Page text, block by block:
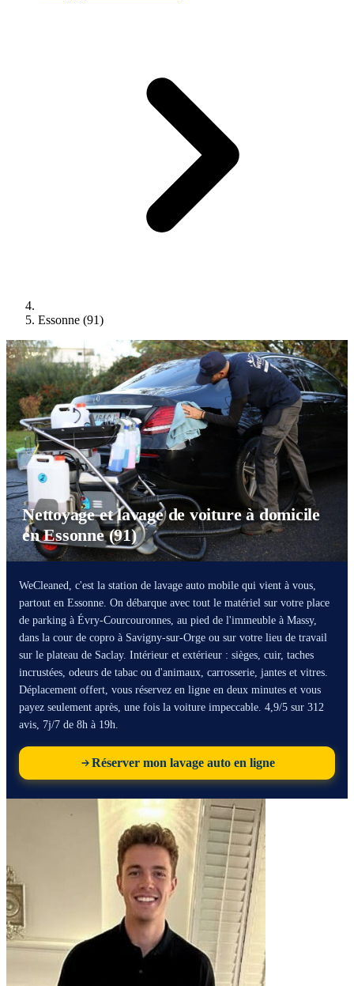
Essonne (91)
Nettoyage et lavage de voiture à domicile
en Essonne (91)
WeCleaned, c'est la station de lavage auto mobile qui vient à vous,
partout en Essonne. On débarque avec tout le matériel sur votre place
de parking à Évry-Courcouronnes, au pied de l'immeuble à Massy,
dans la cour de copro à Savigny-sur-Orge ou sur votre lieu de travail
sur le plateau de Saclay. Intérieur et extérieur : sièges, cuir, taches
incrustées, odeurs de tabac ou d'animaux, carrosserie, jantes et vitres.
Déplacement offert, vous réservez en ligne en deux minutes et vous
payez seulement après, une fois la voiture impeccable. 4,9/5 sur 312
avis, 7j/7 de 8h à 19h.
Réserver mon lavage auto en ligne